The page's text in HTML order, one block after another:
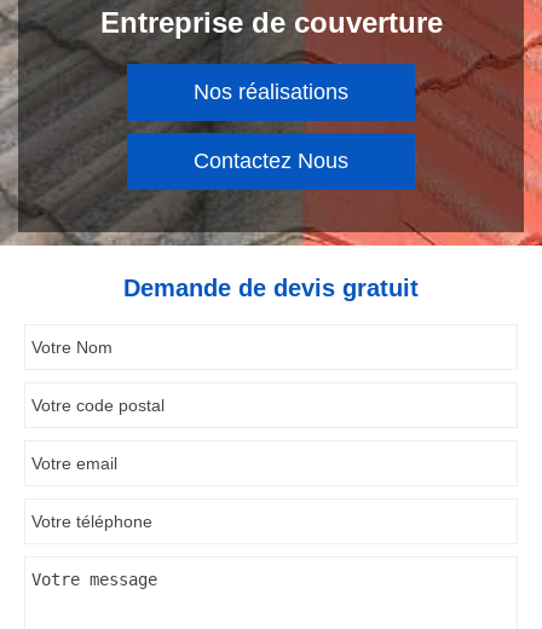
Entreprise de couverture
Nos réalisations
Contactez Nous
Demande de devis gratuit